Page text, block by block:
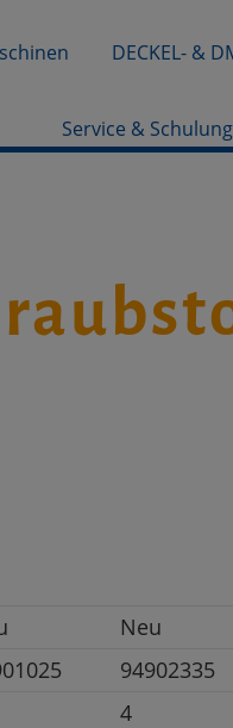
DECKEL- &
Service & Schulung
Neu
94902335
4